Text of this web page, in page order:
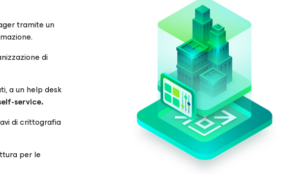
tramite un
di
a un help desk
service.
di crittografia
per le